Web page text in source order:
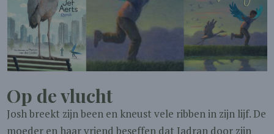
Op de vlucht
Josh breekt zijn been en kneust vele ribben in zijn lijf. De
moeder en haar vriend beseffen dat Jadran door zijn